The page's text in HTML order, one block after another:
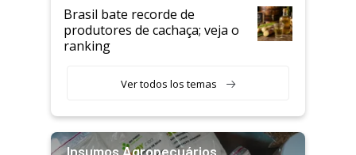
Brasil bate recorde de
produtores de cachaça; veja o
ranking
Ver todos los temas
Insumos Agropecuários